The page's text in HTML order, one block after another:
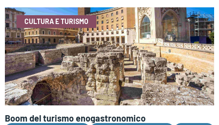
CULTURA E TURISMO
Boom del turismo enogastronomico